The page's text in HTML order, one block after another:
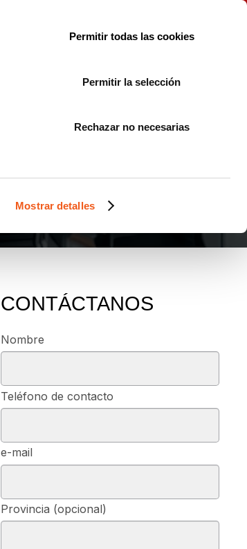
Mostrar detalles
Permitir todas las cookies
Permitir la selección
Rechazar no necesarias
CONTÁCTANOS
Nombre
Teléfono de contacto
e-mail
Provincia (opcional)